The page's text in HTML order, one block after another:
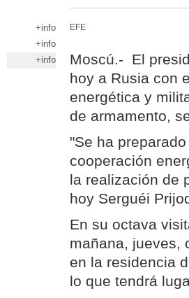
+info
+info
+info
EFE
Moscú.- El
hoy a Rusia con
energética y
de armamento,
"Se ha
cooperación
la realización de
hoy Serguéi
En su octava
mañana, jueves,
en la residencia
lo que tendrá